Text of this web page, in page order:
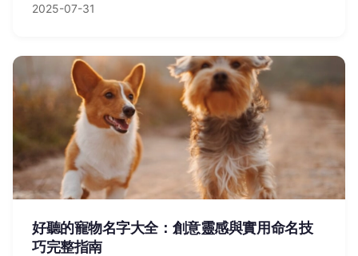
2025-07-31
好聽的寵物名字大全：創意靈感與實用命名技
巧完整指南